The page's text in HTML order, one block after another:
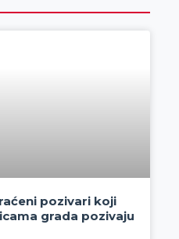
pozivari koji
grada pozivaju